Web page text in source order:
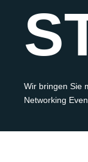
Wir bringen Sie
Networking